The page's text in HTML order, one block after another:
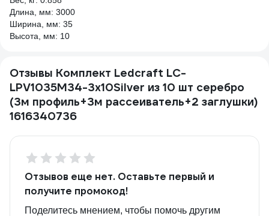
Длина, мм: 3000
Ширина, мм: 35
Высота, мм: 10
Отзывы Комплект Ledcraft LC-
LPV1035M34-3x10Silver из 10 шт серебро
(3м профиль+3м рассеиватель+2 заглушки)
1616340736
Отзывов еще нет. Оставьте первый и
получите промокод!
Поделитесь мнением, чтобы помочь другим